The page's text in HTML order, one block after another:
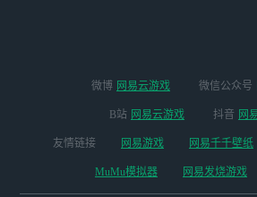
微博 网易云游戏 微信公众号
B站 网易云游戏 抖音 网
友情链接 网易游戏 网易千千壁纸
MuMu模拟器 网易发烧游戏